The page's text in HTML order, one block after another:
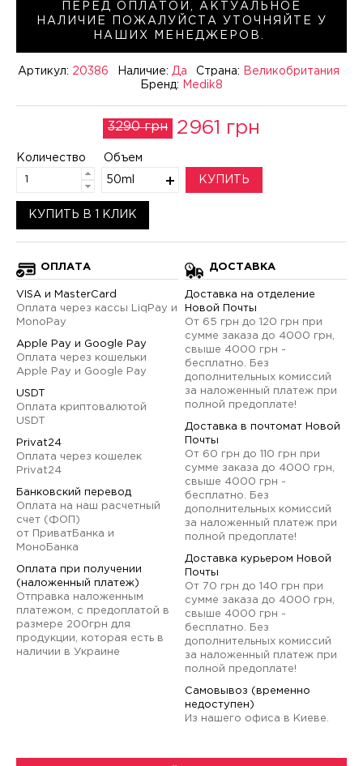
ПЕРЕД ОПЛАТОЙ, АКТУАЛЬНОЕ
НАЛИЧИЕ ПОЖАЛУЙСТА УТОЧНЯЙТЕ У
НАШИХ МЕНЕДЖЕРОВ.
Артикул: 20386 Наличие: Да Страна:
Великобритания
Бренд:
Medik8
3290 грн 2961 грн
Количество Объем
50ml КУПИТЬ
КУПИТЬ В 1 КЛИК
ОПЛАТА
VISA и MasterCard
Оплата через кассы LiqPay и
MonoPay
Apple Pay и Google Pay
Оплата через кошельки
Apple Pay и Google Pay
USDT
Оплата криптовалютой
USDT
Privat24
Оплата через кошелек
Privat24
Банковский перевод
Оплата на наш расчетный
счет (ФОП)
от ПриватБанка и
МоноБанка
Оплата при получении
(наложенный платеж)
Отправка наложенным
платежом, с предоплатой в
размере 200грн для
продукции, которая есть в
наличии в Украине
ДОСТАВКА
Доставка на отделение
Новой Почты
От 65 грн до 120 грн при
сумме заказа до 4000 грн,
свыше 4000 грн -
бесплатно. Без
дополнительных комиссий
за наложенный платеж при
полной предоплате!
Доставка в почтомат Новой
Почты
От 60 грн до 110 грн при
сумме заказа до 4000 грн,
свыше 4000 грн -
бесплатно. Без
дополнительных комиссий
за наложенный платеж при
полной предоплате!
Доставка курьером Новой
Почты
От 70 грн до 140 грн при
сумме заказа до 4000 грн,
свыше 4000 грн -
бесплатно. Без
дополнительных комиссий
за наложенный платеж при
полной предоплате!
Самовывоз (временно
недоступен)
Из нашего офиса в Киеве.